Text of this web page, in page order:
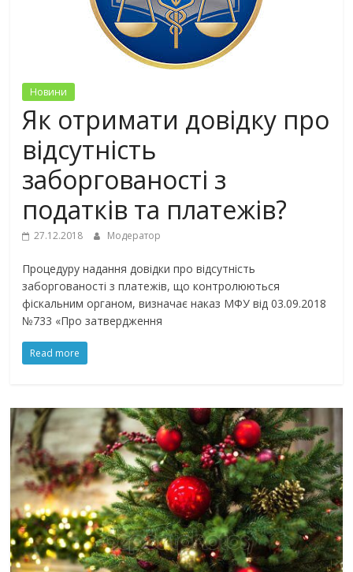
Новини
Як отримати довідку про
відсутність
заборгованості з
податків та платежів?
27.12.2018 Модератор
Процедуру надання довідки про відсутність
заборгованості з платежів, що контролюються
фіскальним органом, визначає наказ МФУ від 03.09.2018
№733 «Про затвердження
Read more